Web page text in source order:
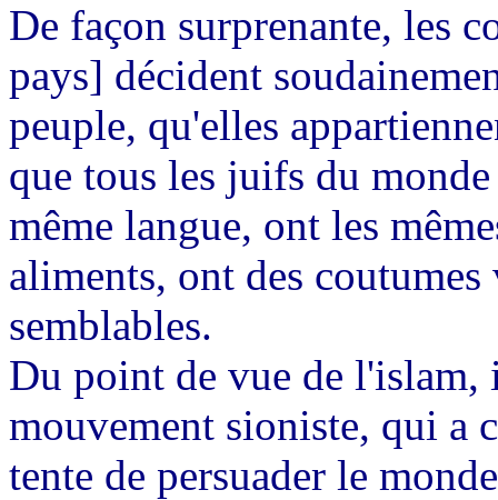
De façon surprenante, les
pays] décident
peuple, qu'elles
que tous les juifs du
même langue, ont les
aliments, ont des coutumes
semblables.
Du point de vue de l'islam,
mouvement sioniste, qui a
tente de persuader le